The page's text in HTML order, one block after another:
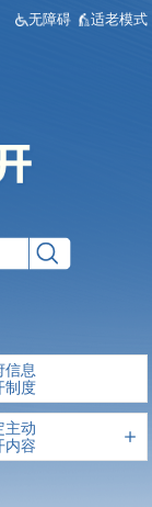
无障碍 适老模式
信息
制度
主动
内容